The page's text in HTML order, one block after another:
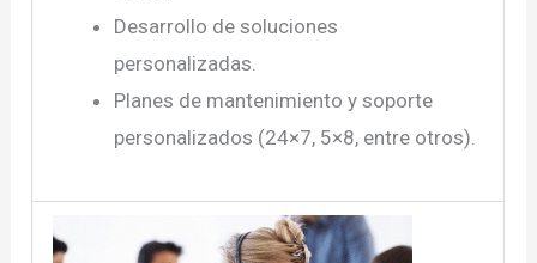
Desarrollo de soluciones
personalizadas.
Planes de mantenimiento y soporte
personalizados (24×7, 5×8, entre otros).